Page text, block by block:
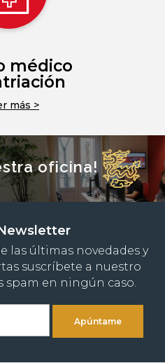
médico
más >
oficina!
las últimas novedades y
suscríbete a nuestro
spam en ningún caso.